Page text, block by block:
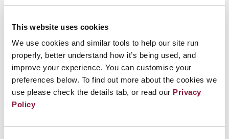
This website uses cookies
We use cookies and similar tools to help our site run
properly, better understand how it’s being used, and
improve your experience. You can customise your
preferences below. To find out more about the cookies we
use please check the details tab, or read our Privacy
Policy
pendant trois jours en 1957, projetant des
nuages radioactifs sur une grande partie de
l’Europe. Tout le lait provenant des fermes des
environs a dû être détruit.
De nombreuses communautés à travers le